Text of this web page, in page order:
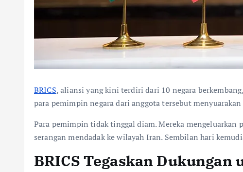
BRICS, aliansi yang kini terdiri dari 10 negara
para pemimpin negara dari anggota tersebut
Para pemimpin tidak tinggal diam. Mereka mengeluarkan
serangan mendadak ke wilayah Iran. Sembilan hari
BRICS Tegaskan Dukungan